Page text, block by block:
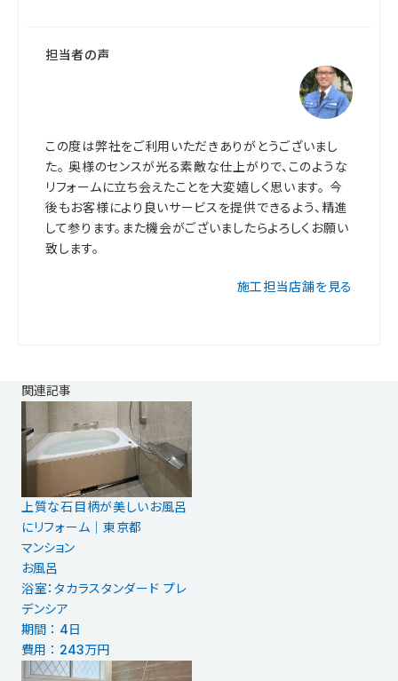
担当者の声
この度は弊社をご利用いただきありがとうございまし
た。 奥様のセンスが光る素敵な仕上がりで、このような
リフォームに立ち会えたことを大変嬉しく思います。 今
後もお客様により良いサービスを提供できるよう、精進
して参ります。また機会がございましたらよろしくお願い
致します。
施工担当店舗を見る
関連記事
上質な石目柄が美しいお風呂
にリフォーム｜東京都
マンション
お風呂
浴室：タカラスタンダード プレ
デンシア
期間 ： 4日
費用 ： 243万円